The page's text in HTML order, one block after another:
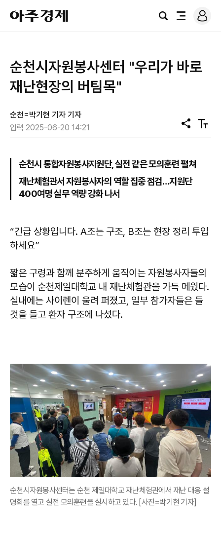
아
주
경
검
전
로
그
순천시자원봉사센터 "우리가 바로
재난현장의 버팀목"
순천=박기현 기자 기자
입력 2025-06-20 14:21
공
유
텍
스
순천시 통합자원봉사지원단, 실전 같은 모의훈련 펼쳐
재난체험관서 자원봉사자의 역할 집중 점검…지원단
400여명 실무 역량 강화 나서
“긴급 상황입니다. A조는 구조, B조는 현장 정리 투입
하세요”
짧은 구령과 함께 분주하게 움직이는 자원봉사자들의
모습이 순천제일대학교 내 재난체험관을 가득 메웠다.
실내에는 사이렌이 울려 퍼졌고, 일부 참가자들은 들
것을 들고 환자 구조에 나섰다.
순천시자원봉사센터는 순천 제일대학교 재난체험관에서 재난 대응 설
명회를 열고 실전 모의훈련을 실시하고 있다. [사진=박기현 기자]